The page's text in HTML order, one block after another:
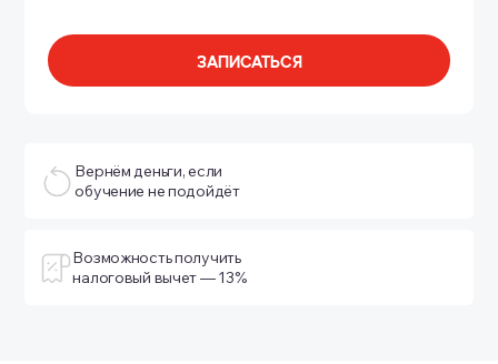
ЗАПИСАТЬСЯ
Вернём деньги, если
обучение не подойдёт
Возможность получить
налоговый вычет — 13%